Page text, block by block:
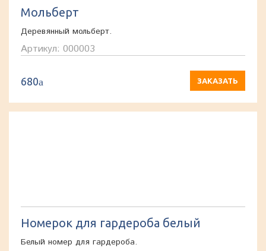
Мольберт
Деревянный мольберт.
Артикул: 000003
680a ЗАКАЗАТЬ
Номерок для гардероба белый
Белый номер для гардероба.